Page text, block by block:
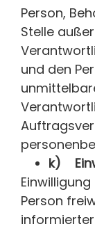
Person,
Stelle
und den
k)
Person